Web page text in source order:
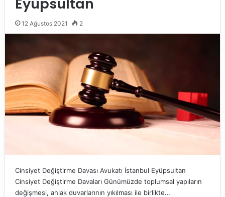
12 Ağustos 2021 2
Cinsiyet Değiştirme Davası Avukatı İstanbul Eyüpsultan
Cinsiyet Değiştirme Davaları Günümüzde toplumsal yapıların
değişmesi, ahlak duvarlarının yıkılması ile birlikte…